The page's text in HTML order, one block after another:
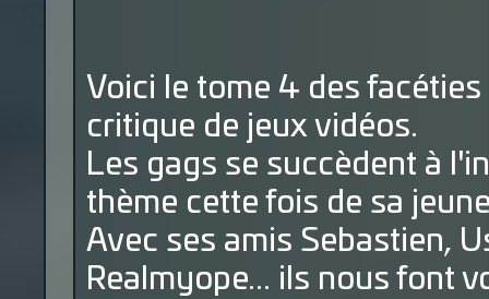
Voici le tome 4 des
critique de jeux vidéos.
Les gags se succèdent à
thème cette fois de sa
Avec ses amis Sebastien,
Realmyope... ils nous font